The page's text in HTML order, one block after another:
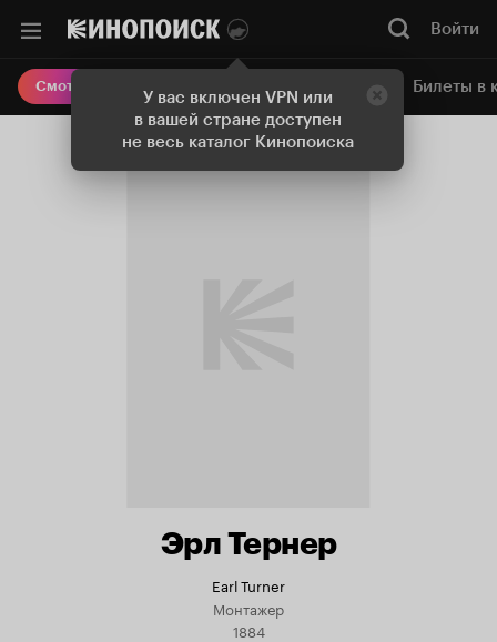
У вас включен VPN или
в вашей стране доступен
не весь каталог Кинопоиска
Войти
Смотреть кино Онлайн-кинотеатр Билеты в
Эрл Тернер
Earl Turner
Монтажер
1884